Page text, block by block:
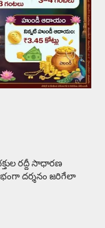
రద్దీ సాధారణ
దర్శనం జరిగేలా